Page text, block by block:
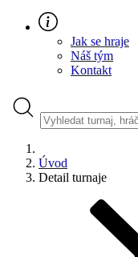
Jak se hraje
Náš tým
Kontakt
Úvod
Detail turnaje